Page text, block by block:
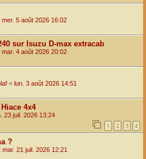
mer. 5 août 2026 16:02
sur Isuzu D-max extracab
mar. 4 août 2026 20:02
« lun. 3 août 2026 14:51
4x4
23 juil. 2026 13:24
1 2 3 4
?
mar. 21 juil. 2026 12:21